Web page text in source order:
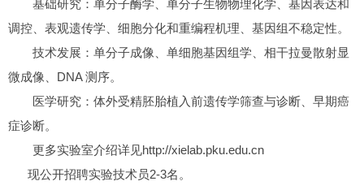
基础研究：单分子酶学、单分子生物物理化学、基因表达和
调控、表观遗传学、细胞分化和重编程机理、基因组不稳定性。
技术发展：单分子成像、单细胞基因组学、相干拉曼散射显
微成像、DNA 测序。
医学研究：体外受精胚胎植入前遗传学筛查与诊断、早期癌
症诊断。
更多实验室介绍详见http://xielab.pku.edu.cn
现公开招聘实验技术员2-3名。